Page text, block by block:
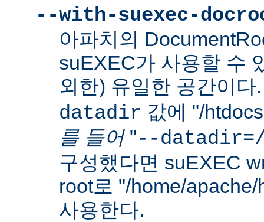
--with-suexec-
아파치의
suEXEC가 사용할 수
외한) 유일한 공간이
datadir 값에 "/
를 들어"--datadir=/
구성했다면 suEXEC
root로 "/home/
사용한다.